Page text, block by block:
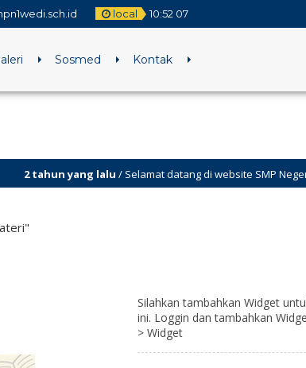
local 10:52 08
Sosmed Kontak
/ Selamat datang di website SMP Negeri 1 Wedi
Silahkan tambahkan Widget
ini. Loggin dan tambahkan
> Widget